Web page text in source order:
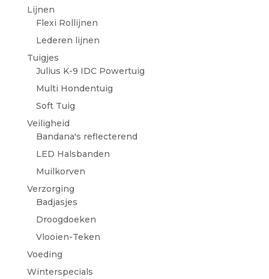
Lijnen
Flexi Rollijnen
Lederen lijnen
Tuigjes
Julius K-9 IDC Powertuig
Multi Hondentuig
Soft Tuig
Veiligheid
Bandana's reflecterend
LED Halsbanden
Muilkorven
Verzorging
Badjasjes
Droogdoeken
Vlooien-Teken
Voeding
Winterspecials